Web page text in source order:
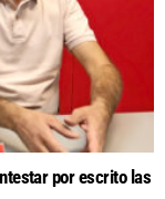
por escrito las